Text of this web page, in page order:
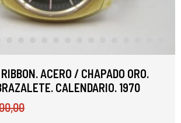
ACERO / CHAPADO ORO.
CALENDARIO. 1970